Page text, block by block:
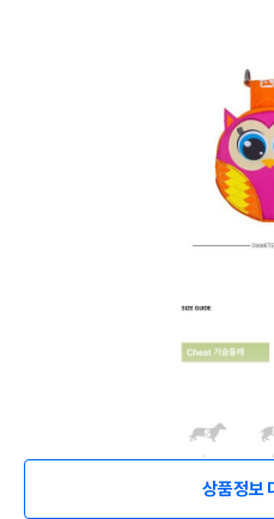
상품정보